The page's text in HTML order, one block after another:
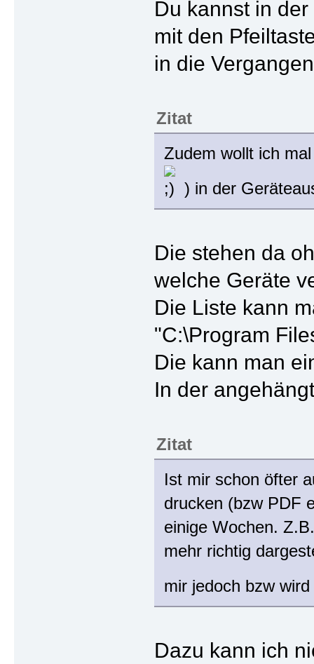
Du kannst in
mit den
in die
Zitat
Zudem wollt ich
) in der
Die stehen da
welche Geräte
Die Liste kann
"C:\Program
Die kann man
In der
Zitat
Ist mir schon öfter
drucken (bzw PDF
einige Wochen.
mehr richtig
mir jedoch bzw
Dazu kann ich